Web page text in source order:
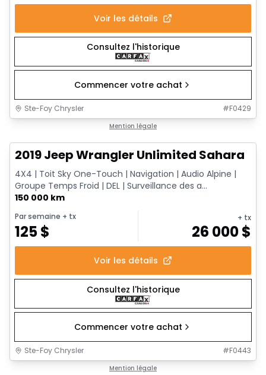
Voir les détails
Consultez l'historique
Commencer votre achat
Ste-Foy Chrysler #F0429
Mention légale
2019 Jeep Wrangler Unlimited Sahara
4X4 | Toit Sky One-Touch | Navigation | Audio Alpine |
Groupe Temps Froid | DEL | Surveillance des a...
150 000 km
Par semaine + tx
125$
+ tx
26 000$
Voir les détails
Consultez l'historique
Commencer votre achat
Ste-Foy Chrysler #F0443
Mention légale